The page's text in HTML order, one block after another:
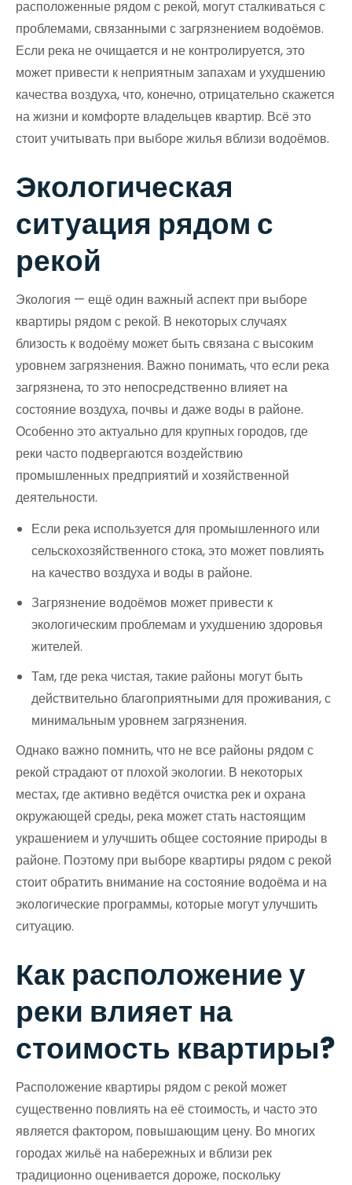
расположенные рядом с рекой, могут сталкиваться с
проблемами, связанными с загрязнением водоёмов.
Если река не очищается и не контролируется, это
может привести к неприятным запахам и ухудшению
качества воздуха, что, конечно, отрицательно скажется
на жизни и комфорте владельцев квартир. Всё это
стоит учитывать при выборе жилья вблизи водоёмов.
Экологическая
ситуация рядом с
рекой
Экология — ещё один важный аспект при выборе
квартиры рядом с рекой. В некоторых случаях
близость к водоёму может быть связана с высоким
уровнем загрязнения. Важно понимать, что если река
загрязнена, то это непосредственно влияет на
состояние воздуха, почвы и даже воды в районе.
Особенно это актуально для крупных городов, где
реки часто подвергаются воздействию
промышленных предприятий и хозяйственной
деятельности.
Если река используется для промышленного или
сельскохозяйственного стока, это может повлиять
на качество воздуха и воды в районе.
Загрязнение водоёмов может привести к
экологическим проблемам и ухудшению здоровья
жителей.
Там, где река чистая, такие районы могут быть
действительно благоприятными для проживания, с
минимальным уровнем загрязнения.
Однако важно помнить, что не все районы рядом с
рекой страдают от плохой экологии. В некоторых
местах, где активно ведётся очистка рек и охрана
окружающей среды, река может стать настоящим
украшением и улучшить общее состояние природы в
районе. Поэтому при выборе квартиры рядом с рекой
стоит обратить внимание на состояние водоёма и на
экологические программы, которые могут улучшить
ситуацию.
Как расположение у
реки влияет на
стоимость квартиры?
Расположение квартиры рядом с рекой может
существенно повлиять на её стоимость, и часто это
является фактором, повышающим цену. Во многих
городах жильё на набережных и вблизи рек
традиционно оценивается дороже, поскольку